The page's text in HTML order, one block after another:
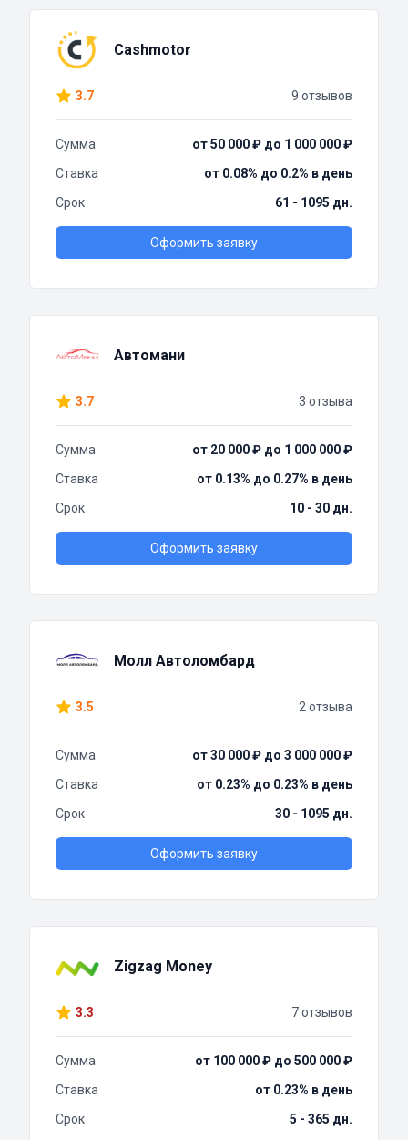
Cashmotor
3.7 9 отзывов
Сумма
от 50 000 ₽ до 1 000 000 ₽
Ставка
от 0.08% до 0.2% в день
Срок
61 - 1095 дн.
Оформить заявку
Автомани
3.7 3 отзыва
Сумма
от 20 000 ₽ до 1 000 000 ₽
Ставка
от 0.13% до 0.27% в день
Срок
10 - 30 дн.
Оформить заявку
Молл Автоломбард
3.5 2 отзыва
Сумма
от 30 000 ₽ до 3 000 000 ₽
Ставка
от 0.23% до 0.23% в день
Срок
30 - 1095 дн.
Оформить заявку
Zigzag Money
3.3 7 отзывов
Сумма
от 100 000 ₽ до 500 000 ₽
Ставка
от 0.23% в день
Срок
5 - 365 дн.